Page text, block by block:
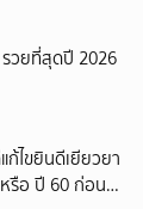
วยที่สุดปี 2026
ก้ไขยินดีเยียวยา
รือ ปี 60 ก่อน